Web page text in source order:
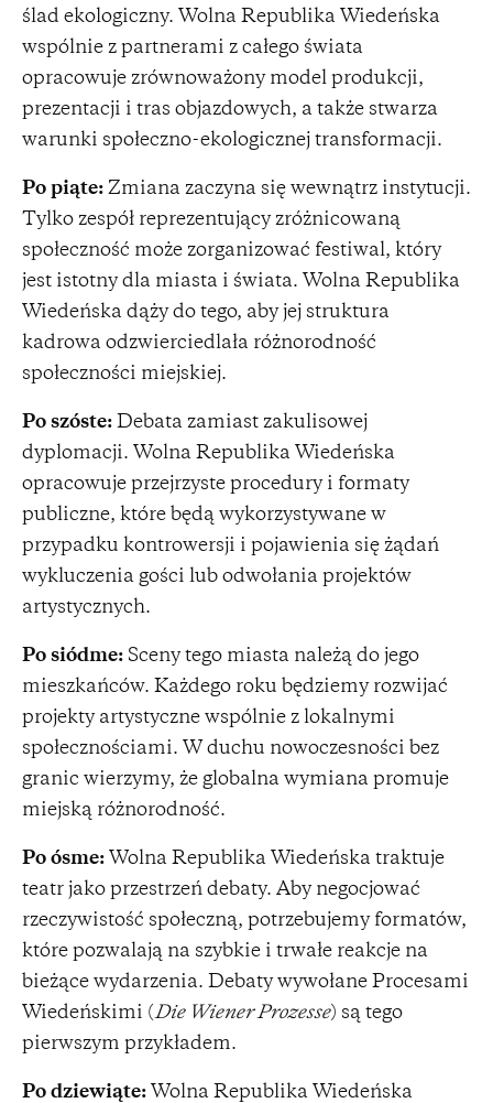
ślad ekologiczny. Wolna Republika Wiedeńska
wspólnie z partnerami z całego świata
opracowuje zrównoważony model produkcji,
prezentacji i tras objazdowych, a także stwarza
warunki społeczno-ekologicznej transformacji.
Po piąte: Zmiana zaczyna się wewnątrz instytucji.
Tylko zespół reprezentujący zróżnicowaną
społeczność może zorganizować festiwal, który
jest istotny dla miasta i świata. Wolna Republika
Wiedeńska dąży do tego, aby jej struktura
kadrowa odzwierciedlała różnorodność
społeczności miejskiej.
Po szóste: Debata zamiast zakulisowej
dyplomacji. Wolna Republika Wiedeńska
opracowuje przejrzyste procedury i formaty
publiczne, które będą wykorzystywane w
przypadku kontrowersji i pojawienia się żądań
wykluczenia gości lub odwołania projektów
artystycznych.
Po siódme: Sceny tego miasta należą do jego
mieszkańców. Każdego roku będziemy rozwijać
projekty artystyczne wspólnie z lokalnymi
społecznościami. W duchu nowoczesności bez
granic wierzymy, że globalna wymiana promuje
miejską różnorodność.
Po ósme: Wolna Republika Wiedeńska traktuje
teatr jako przestrzeń debaty. Aby negocjować
rzeczywistość społeczną, potrzebujemy formatów,
które pozwalają na szybkie i trwałe reakcje na
bieżące wydarzenia. Debaty wywołane Procesami
Wiedeńskimi (Die Wiener Prozesse) są tego
pierwszym przykładem.
Po dziewiąte: Wolna Republika Wiedeńska